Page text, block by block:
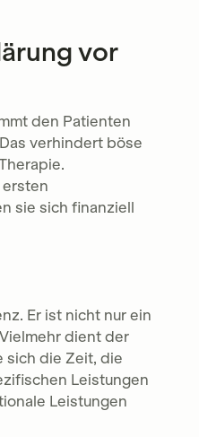
vor
den Patienten
verhindert böse
sie sich finanziell
Er ist nicht nur ein
dient der
sich die Zeit, die
Leistungen
Leistungen